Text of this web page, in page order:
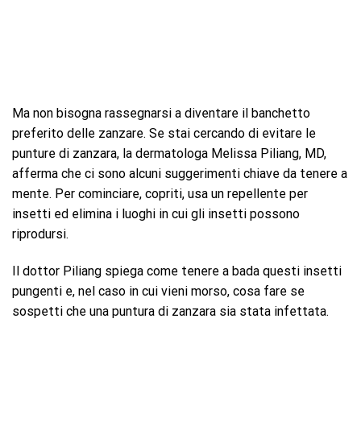
Ma non bisogna rassegnarsi a diventare il banchetto
preferito delle zanzare. Se stai cercando di evitare le
punture di zanzara, la dermatologa Melissa Piliang, MD,
afferma che ci sono alcuni suggerimenti chiave da tenere a
mente. Per cominciare, copriti, usa un repellente per
insetti ed elimina i luoghi in cui gli insetti possono
riprodursi.
Il dottor Piliang spiega come tenere a bada questi insetti
pungenti e, nel caso in cui vieni morso, cosa fare se
sospetti che una puntura di zanzara sia stata infettata.